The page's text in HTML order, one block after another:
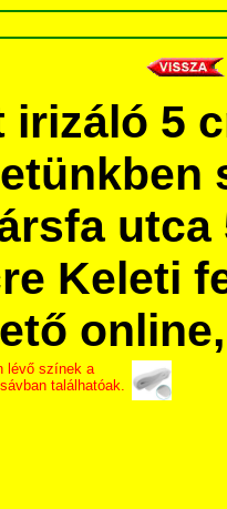
irizáló 5
utca
Keleti
lévő színek a
találhatóak.